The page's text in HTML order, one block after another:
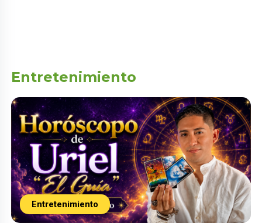
Entretenimiento
Entretenimiento